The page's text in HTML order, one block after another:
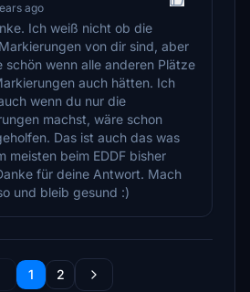
ago
Ich weiß nicht ob die
von dir sind, aber
schön wenn alle anderen Plätze
auch hätten. Ich
wenn du nur die
machst, wäre schon
Das ist auch das was
meisten beim EDDF bisher
für deine Antwort. Mach
und bleib gesund :)
1 2